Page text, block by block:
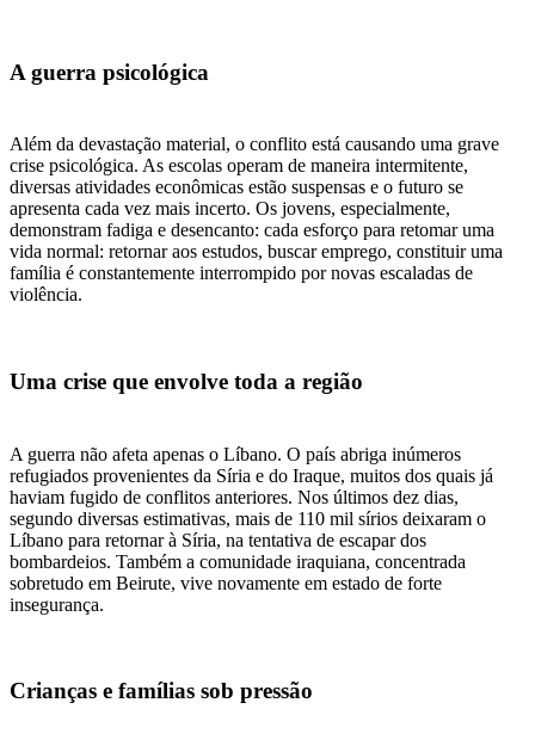
A guerra psicológica
Além da devastação material, o conflito está causando uma grave
crise psicológica. As escolas operam de maneira intermitente,
diversas atividades econômicas estão suspensas e o futuro se
apresenta cada vez mais incerto. Os jovens, especialmente,
demonstram fadiga e desencanto: cada esforço para retomar uma
vida normal: retornar aos estudos, buscar emprego, constituir uma
família é constantemente interrompido por novas escaladas de
violência.
Uma crise que envolve toda a região
A guerra não afeta apenas o Líbano. O país abriga inúmeros
refugiados provenientes da Síria e do Iraque, muitos dos quais já
haviam fugido de conflitos anteriores. Nos últimos dez dias,
segundo diversas estimativas, mais de 110 mil sírios deixaram o
Líbano para retornar à Síria, na tentativa de escapar dos
bombardeios. Também a comunidade iraquiana, concentrada
sobretudo em Beirute, vive novamente em estado de forte
insegurança.
Crianças e famílias sob pressão